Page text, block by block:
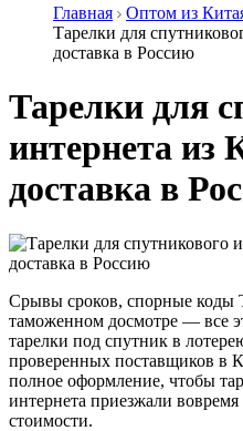
Главная
Оптом из
Тарелки для
доставка в Россию
Тарелки для
интернета из
доставка в
Срывы сроков, спорные коды
таможенном досмотре — все
тарелки под спутник в
проверенных поставщиков в
полное оформление, чтобы
интернета приезжали
стоимости.